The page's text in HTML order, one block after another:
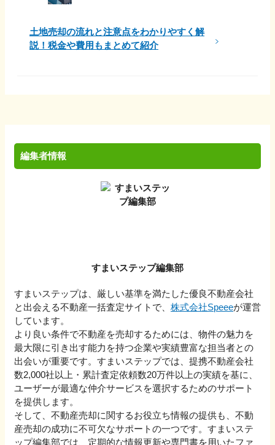
土地売却の流れと注意点をわかりやすく解
説！税金や費用もまとめて紹介
編集者情報
すまいステップ編集部
すまいステップは、厳しい基準を満たした優良不動産会社
と出会える不動産一括査定サイトで、 株式会社Speeeが運営
しています。
より良い条件で不動産を売却するためには、物件の魅力を
最大限に引き出す能力を持つ企業や実績豊富な担当者との
出会いが重要です。すまいステップでは、提携不動産会社
数2,000社以上・累計査定依頼数20万件以上の実績を基に、
ユーザーが最適な仲介サービスを選択するためのサポート
を提供します。
そして、不動産売却に関するお役立ち情報の提供も、不動
産売却の成功に不可欠なサポートの一つです。すまいステ
ップ編集部では、定期的な情報更新や専門書を用いたファ